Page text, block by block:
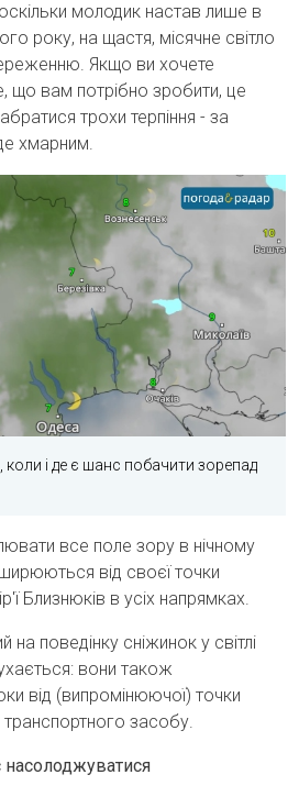
молодик настав лише в
року, на щастя, місячне світло
Якщо ви хочете
що вам потрібно зробити, це
трохи терпіння - за
хмарним.
і де є шанс побачити зорепад
все поле зору в нічному
від своєї точки
Близнюків в усіх напрямках.
поведінку сніжинок у світлі
вони також
від (випромінюючої) точки
засобу.
насолоджуватися